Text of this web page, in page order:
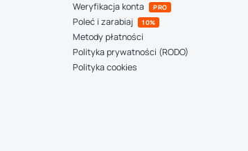
Weryfikacja konta
PRO
Poleć i zarabiaj 10%
Metody płatności
Polityka prywatności (RODO)
Polityka cookies